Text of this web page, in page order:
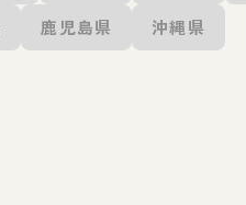
鹿児島県 沖縄県